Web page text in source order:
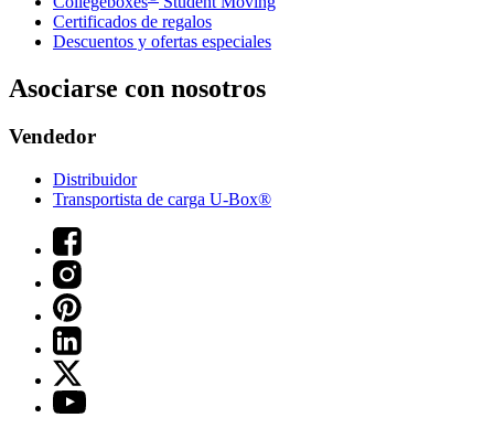
Certificados de regalos
Descuentos y ofertas especiales
Asociarse con nosotros
Vendedor
Distribuidor
Transportista de carga U-Box®